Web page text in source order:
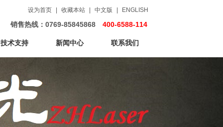
设为首页 收藏本站 中文版 ENGLISH
销售热线：0769-85845868 400-6588-114
技术支持 新闻中心 联系我们